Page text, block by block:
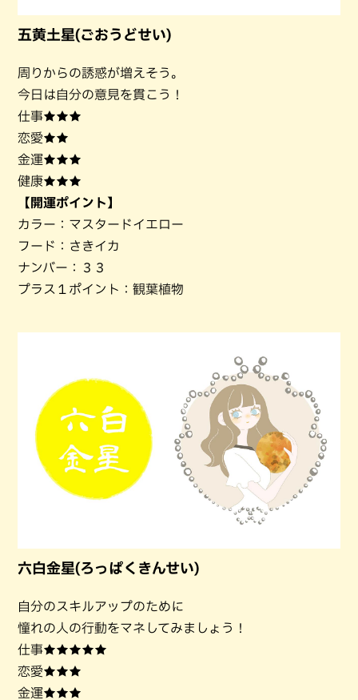
五黄土星(ごおうどせい)
周りからの誘惑が増えそう。
今日は自分の意見を貫こう！
仕事★★★
恋愛★★
金運★★★
健康★★★
【開運ポイント】
カラー：マスタードイエロー
フード：さきイカ
ナンバー：３３
プラス１ポイント：観葉植物
六白金星(ろっぱくきんせい)
自分のスキルアップのために
憧れの人の行動をマネしてみましょう！
仕事★★★★★
恋愛★★★
金運★★★